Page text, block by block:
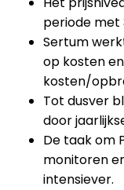
periode met
Sertum
op kosten
kosten/
Tot dusver
door
De taak om
monitoren
intensiever.